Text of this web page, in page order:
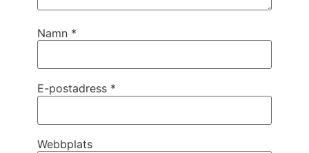
Namn *
E-postadress *
Webbplats